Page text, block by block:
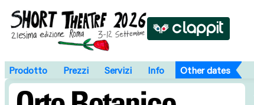
Prodotto Prezzi Servizi Info Other dates